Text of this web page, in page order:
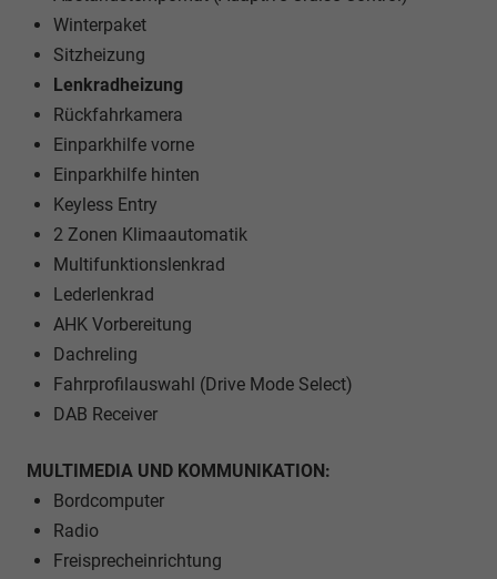
Winterpaket
Sitzheizung
Lenkradheizung
Rückfahrkamera
Einparkhilfe vorne
Einparkhilfe hinten
Keyless Entry
2 Zonen Klimaautomatik
Multifunktionslenkrad
Lederlenkrad
AHK Vorbereitung
Dachreling
Fahrprofilauswahl (Drive Mode Select)
DAB Receiver
MULTIMEDIA UND KOMMUNIKATION:
Bordcomputer
Radio
Freisprecheinrichtung